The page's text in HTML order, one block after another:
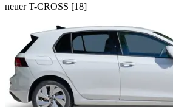
neuer T-CROSS [18]